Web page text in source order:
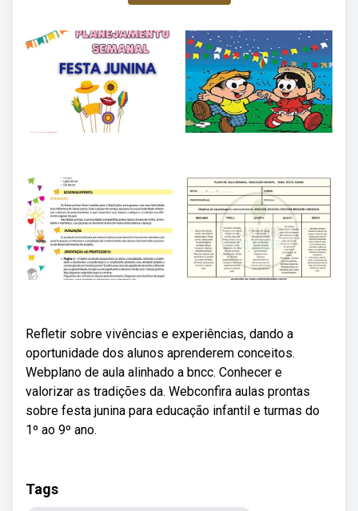
Refletir sobre vivências e experiências, dando a
oportunidade dos alunos aprenderem conceitos.
Webplano de aula alinhado a bncc. Conhecer e
valorizar as tradições da. Webconfira aulas prontas
sobre festa junina para educação infantil e turmas do
1º ao 9º ano.
Tags